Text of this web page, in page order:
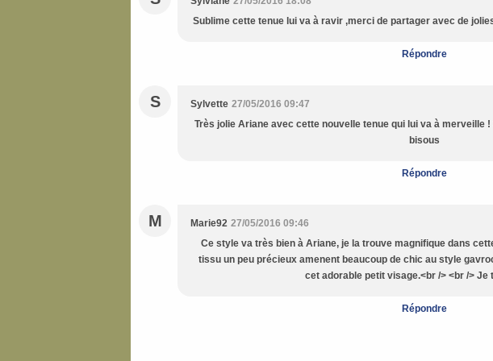
Sublime cette tenue lui va à ravir ,merci de partager avec de
Répondre
S Sylvette 27/05/2016 09:47
Très jolie Ariane avec cette nouvelle tenue qui lui va à merveille
bisous
Répondre
M Marie92 27/05/2016 09:46
Ce style va très bien à Ariane, je la trouve magnifique dans
tissu un peu précieux amenent beaucoup de chic au style
cet adorable petit visage.<br /> <br /> Je
Répondre